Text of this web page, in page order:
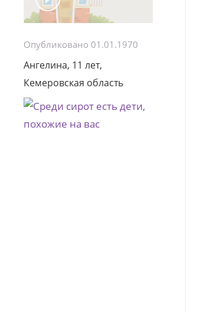
Опубликовано 01.01.1970
Ангелина, 11 лет,
Кемеровская область